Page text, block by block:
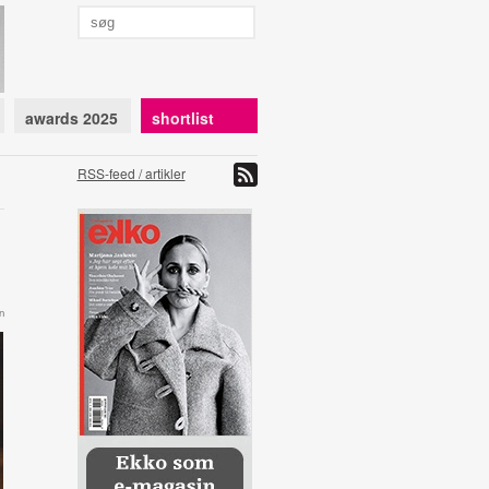
awards 2025 shortlist
RSS-feed / artikler